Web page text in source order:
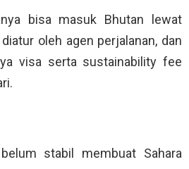
bisa masuk Bhutan lewat
oleh agen perjalanan, dan
visa serta sustainability fee
stabil membuat Sahara